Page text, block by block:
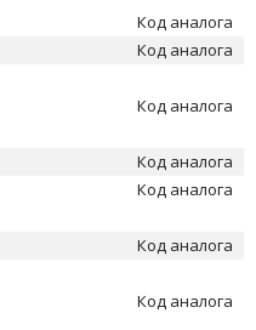
Код аналога
Код аналога
Код аналога
Код аналога
Код аналога
Код аналога
Код аналога